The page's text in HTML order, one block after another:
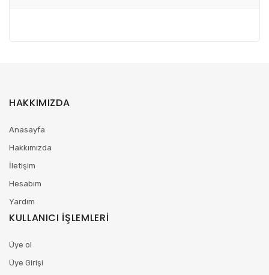
HAKKIMIZDA
Anasayfa
Hakkımızda
İletişim
Hesabım
Yardım
KULLANICI İŞLEMLERİ
Üye ol
Üye Girişi